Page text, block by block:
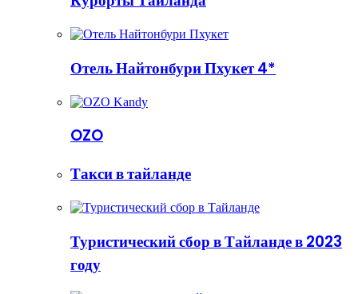
Отель Найтонбури Пхукет 4*
OZO
Такси в тайланде
Туристический сбор в Тайланде в 2023
году